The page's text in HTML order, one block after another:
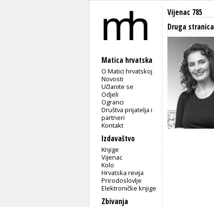
Matica hrvatska
O Matici hrvatskoj
Novosti
Učlanite se
Odjeli
Ogranci
Društva prijatelja i
partneri
Kontakt
Izdavaštvo
Knjige
Vijenac
Kolo
Hrvatska revija
Prirodoslovlje
Elektroničke knjige
Zbivanja
Vijenac 785
Druga stranica